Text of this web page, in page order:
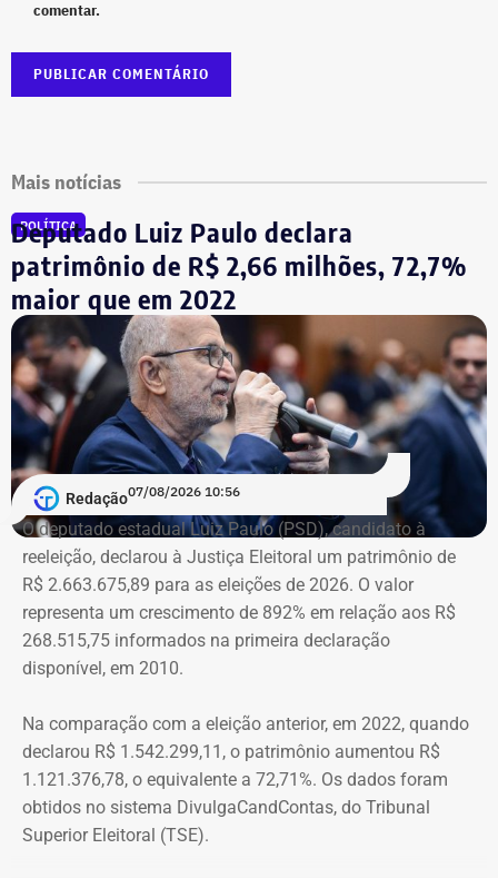
comentar.
Mais notícias
POLÍTICA
Deputado Luiz Paulo declara
patrimônio de R$ 2,66 milhões, 72,7%
maior que em 2022
Redação07/08/2026 10:56
O deputado estadual Luiz Paulo (PSD), candidato à
reeleição, declarou à Justiça Eleitoral um patrimônio de
R$ 2.663.675,89 para as eleições de 2026. O valor
representa um crescimento de 892% em relação aos R$
268.515,75 informados na primeira declaração
disponível, em 2010.
Na comparação com a eleição anterior, em 2022, quando
declarou R$ 1.542.299,11, o patrimônio aumentou R$
1.121.376,78, o equivalente a 72,71%. Os dados foram
obtidos no sistema DivulgaCandContas, do Tribunal
Superior Eleitoral (TSE).